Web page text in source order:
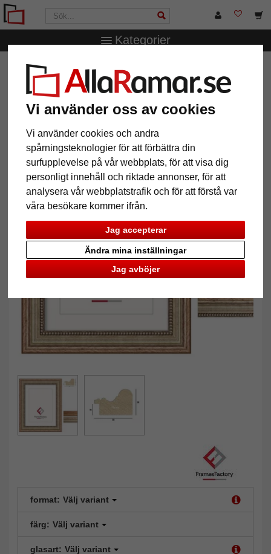
Vi använder oss av cookies
Vi använder cookies och andra
spårningsteknologier för att förbättra din
surfupplevelse på vår webbplats, för att visa dig
personligt innehåll och riktade annonser, för att
analysera vår webbplatstrafik och för att förstå var
våra besökare kommer ifrån.
Jag accepterar
Jag avböjer
Ändra mina inställningar
Kategorier
AllaRamar.se Ramstorlek
Alessia
Barockram Alessia
format: Välj variant
färg: Välj variant
glasart: Välj variant